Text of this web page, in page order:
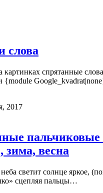
слова
спрятанные слова
{module
2017
пальчиковые
зима, весна
светит солнце яркое,
сцепляя пальцы…